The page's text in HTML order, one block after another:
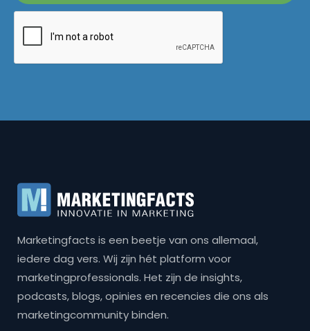
Marketingfacts is een beetje van ons allemaal,
iedere dag vers. Wij zijn hét platform voor
marketingprofessionals. Het zijn de insights,
podcasts, blogs, opinies en recencies die ons als
marketingcommunity binden.